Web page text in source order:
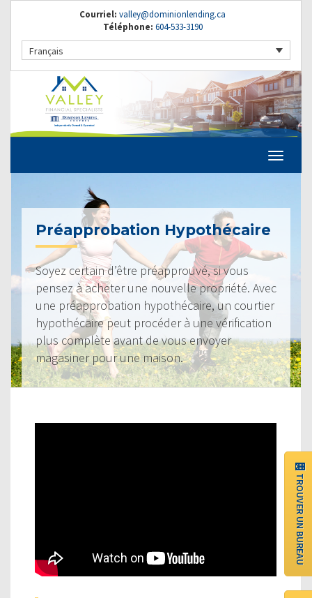
TROUVER UN BUREAU
Courriel: valley@dominionlending.ca
Téléphone: 604-533-3190
Français
Préapprobation Hypothécaire
Soyez certain d’être préapprouvé, si vous
pensez à acheter une nouvelle propriété. Avec
une préapprobation hypothécaire, un courtier
hypothécaire peut procéder à une vérification
plus complète avant de vous envoyer
magasiner pour une maison.